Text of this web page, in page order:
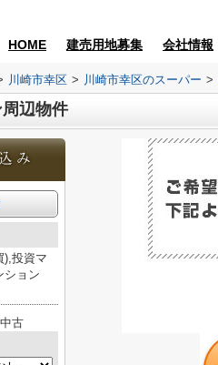
HOME 建売用地募集 会社情報
川崎市幸区 > 川崎市幸区のスーパー >
辺物件
),投資マ
ション
中古